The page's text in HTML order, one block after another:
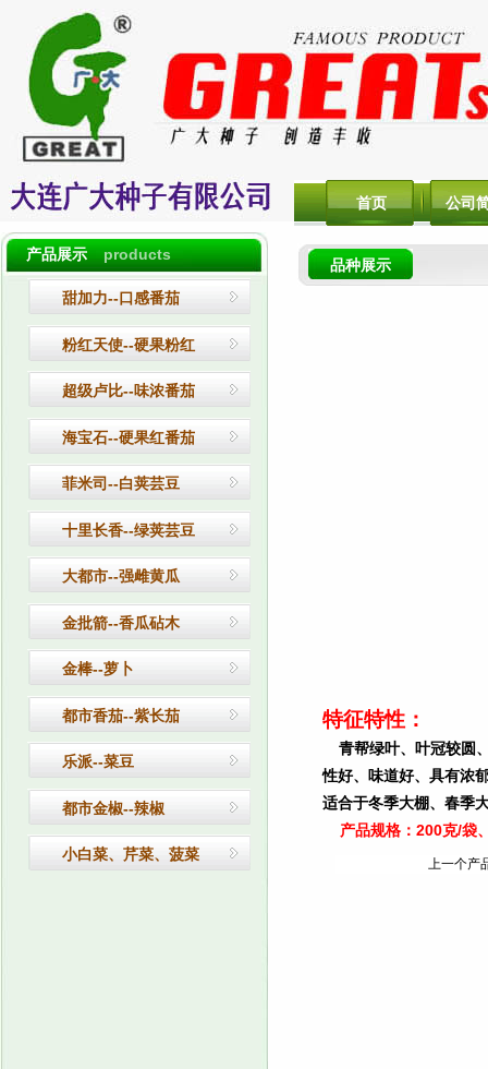
首页 公司
产品展示 products
甜加力--口感番茄
粉红天使--硬果粉红
超级卢比--味浓番茄
海宝石--硬果红番茄
菲米司--白荚芸豆
十里长香--绿荚芸豆
大都市--强雌黄瓜
金批箭--香瓜砧木
金棒--萝卜
都市香茄--紫长茄
乐派--菜豆
都市金椒--辣椒
小白菜、芹菜、菠菜
品种展示
特征特性：
青帮绿叶、叶冠较圆
性好、味道好、具有浓
适合于冬季大棚、春季
产品规格：200克/袋
上一个产